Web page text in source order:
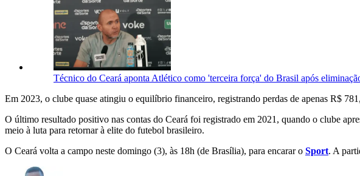
Técnico do Ceará aponta Atlético como 'terceira força' do Brasil após
Em 2023, o clube quase atingiu o equilíbrio financeiro, registrando perdas de apenas R$
O último resultado positivo nas contas do Ceará foi registrado em 2021, quando o clube
meio à luta para retornar à elite do futebol brasileiro.
O Ceará volta a campo neste domingo (3), às 18h (de Brasília), para encarar o Sport. A